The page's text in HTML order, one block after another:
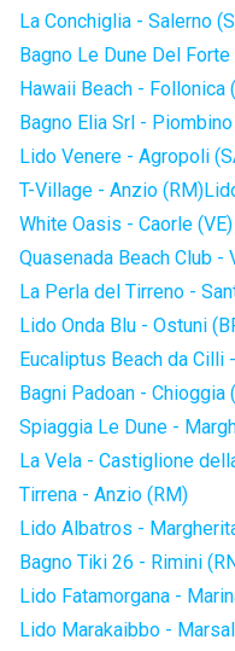
La Conchiglia - Salerno
Bagno Le Dune Del
Hawaii Beach - Follonica
Bagno Elia Srl -
Lido Venere - Agropoli
T-Village - Anzio (RM)
White Oasis - Caorle (VE)
Quasenada Beach Club -
La Perla del Tirreno -
Lido Onda Blu - Ostuni
Eucaliptus Beach da Cilli
Bagni Padoan - Chioggia
Spiaggia Le Dune -
La Vela - Castiglione
Tirrena - Anzio (RM)
Lido Albatros -
Bagno Tiki 26 - Rimini
Lido Fatamorgana -
Lido Marakaibbo -